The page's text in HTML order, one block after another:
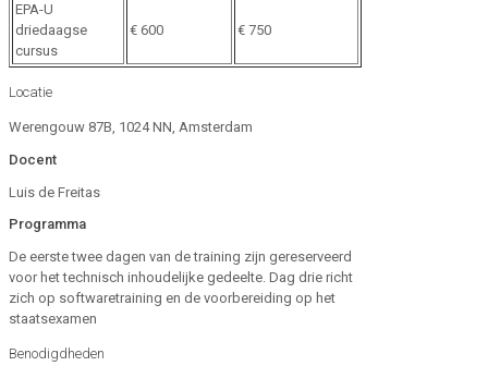
EPA-U
driedaagse
cursus
€ 600 € 750
Locatie
Werengouw 87B, 1024 NN, Amsterdam
Docent
Luis de Freitas
Programma
De eerste twee dagen van de training zijn gereserveerd
voor het technisch inhoudelijke gedeelte. Dag drie richt
zich op softwaretraining en de voorbereiding op het
staatsexamen
Benodigdheden